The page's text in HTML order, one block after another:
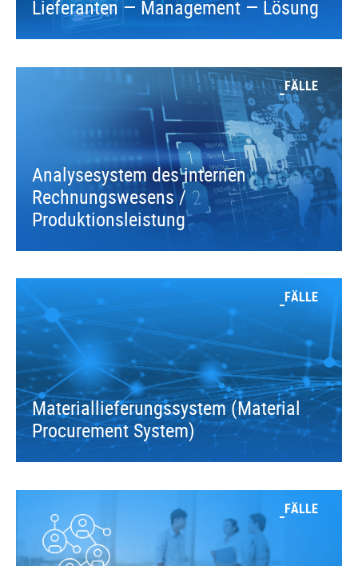
Lieferanten — Management — Lösung
FÄLLE
Analysesystem des internen
Rechnungswesens /
Produktionsleistung
FÄLLE
Materiallieferungssystem (Material
Procurement System)
FÄLLE